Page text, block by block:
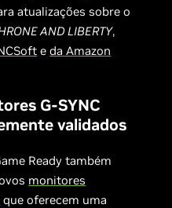
atualizações sobre o
AND LIBERTY,
eda Amazon
G-SYNC
validados
Ready também
monitores
que oferecem uma